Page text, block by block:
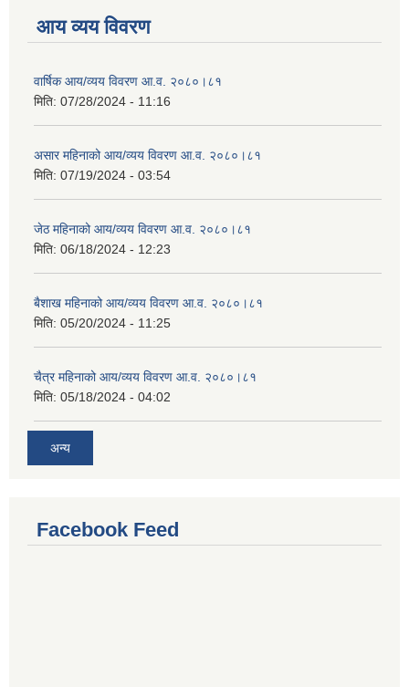
आय व्यय विवरण
वार्षिक आय/व्यय विवरण आ.व. २०८०।८१
मिति: 07/28/2024 - 11:16
असार महिनाको आय/व्यय विवरण आ.व. २०८०।८१
मिति: 07/19/2024 - 03:54
जेठ महिनाको आय/व्यय विवरण आ.व. २०८०।८१
मिति: 06/18/2024 - 12:23
बैशाख महिनाको आय/व्यय विवरण आ.व. २०८०।८१
मिति: 05/20/2024 - 11:25
चैत्र महिनाको आय/व्यय विवरण आ.व. २०८०।८१
मिति: 05/18/2024 - 04:02
अन्य
Facebook Feed